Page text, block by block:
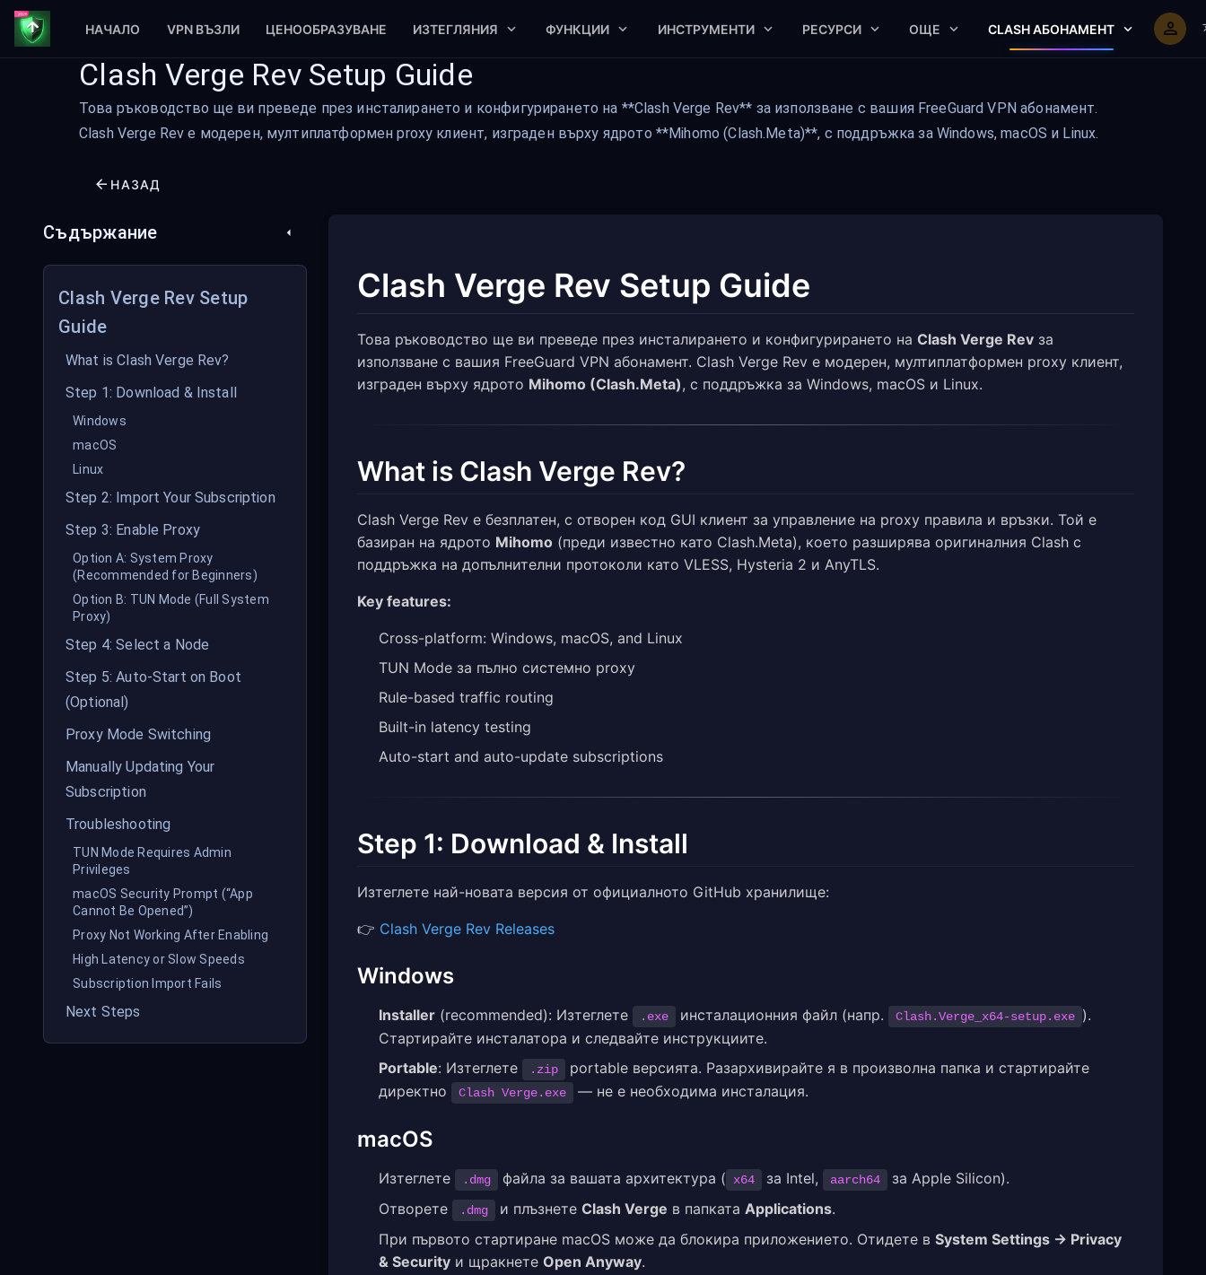
НАЧАЛО VPN ВЪЗЛИ ЦЕНООБРАЗУВАНЕ ИЗТЕГЛЯНИЯ ФУНКЦИИ ИНСТРУМЕНТИ РЕСУРСИ ОЩЕ CLASH АБОНАМЕНТ
Clash Verge Rev Setup Guide
Това ръководство ще ви преведе през инсталирането и конфигурирането на **Clash Verge Rev** за използване с вашия FreeGuard VPN абонамент.
Clash Verge Rev е модерен, мултиплатформен proxy клиент, изграден върху ядрото **Mihomo (Clash.Meta)**, с поддръжка за Windows, macOS и Linux.
НАЗАД
Съдържание
Clash Verge Rev Setup
Guide
What is Clash Verge Rev?
Step 1: Download & Install
Windows
macOS
Linux
Step 2: Import Your Subscription
Step 3: Enable Proxy
Option A: System Proxy
(Recommended for Beginners)
Option B: TUN Mode (Full System
Proxy)
Step 4: Select a Node
Step 5: Auto-Start on Boot
(Optional)
Proxy Mode Switching
Manually Updating Your
Subscription
Troubleshooting
TUN Mode Requires Admin
Privileges
macOS Security Prompt (“App
Cannot Be Opened”)
Proxy Not Working After Enabling
High Latency or Slow Speeds
Subscription Import Fails
Next Steps
Clash Verge Rev Setup Guide
Това ръководство ще ви преведе през инсталирането и конфигурирането на Clash Verge Rev за
използване с вашия FreeGuard VPN абонамент. Clash Verge Rev е модерен, мултиплатформен proxy клиент,
изграден върху ядрото Mihomo (Clash.Meta), с поддръжка за Windows, macOS и Linux.
What is Clash Verge Rev?
Clash Verge Rev е безплатен, с отворен код GUI клиент за управление на proxy правила и връзки. Той е
базиран на ядрото Mihomo (преди известно като Clash.Meta), което разширява оригиналния Clash с
поддръжка на допълнителни протоколи като VLESS, Hysteria 2 и AnyTLS.
Key features:
Cross-platform: Windows, macOS, and Linux
TUN Mode за пълно системно proxy
Rule-based traffic routing
Built-in latency testing
Auto-start and auto-update subscriptions
Step 1: Download & Install
Изтеглете най-новата версия от официалното GitHub хранилище:
👉 Clash Verge Rev Releases
Windows
Installer (recommended): Изтеглете .exe инсталационния файл (напр. Clash.Verge_x64-setup.exe ).
Стартирайте инсталатора и следвайте инструкциите.
Portable: Изтеглете .zip
portable версията. Разархивирайте я в произволна папка и стартирайте
директно
Clash Verge.exe — не е необходима инсталация.
macOS
Изтеглете .dmg файла за вашата архитектура ( x64 за Intel, aarch64
за Apple Silicon).
Отворете
.dmg и плъзнете Clash Verge в папката Applications.
При първото стартиране macOS може да блокира приложението. Отидете в System Settings → Privacy
& Security и щракнете Open Anyway.